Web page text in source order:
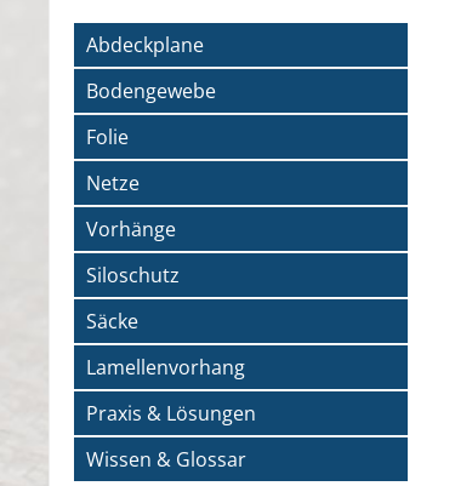
Abdeckplane
Bodengewebe
Folie
Netze
Vorhänge
Siloschutz
Säcke
Lamellenvorhang
Praxis & Lösungen
Wissen & Glossar